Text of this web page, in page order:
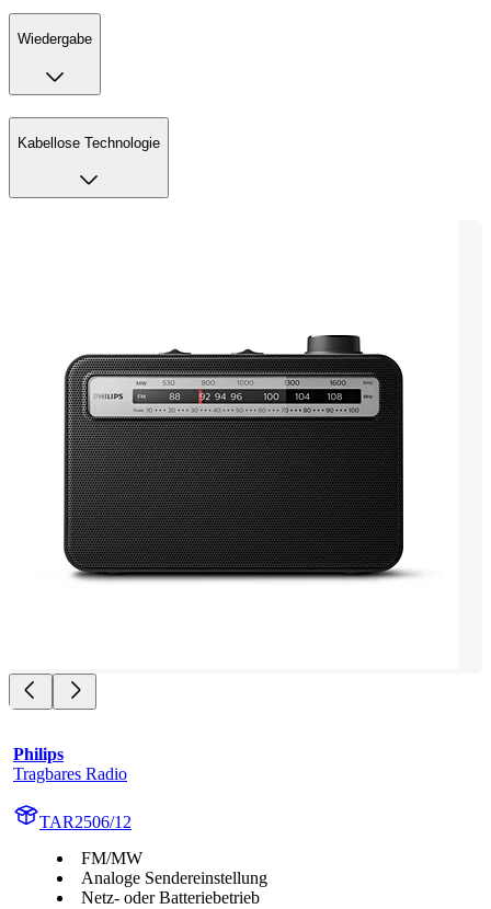
Wiedergabe
Kabellose Technologie
Philips
Tragbares Radio
TAR2506/12
FM/MW
Analoge Sendereinstellung
Netz- oder Batteriebetrieb